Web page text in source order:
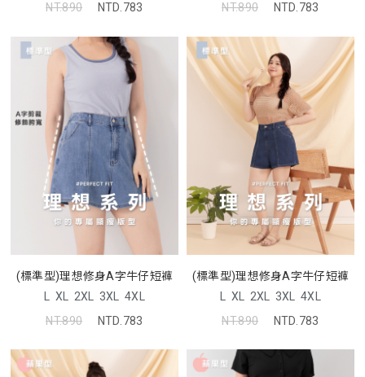
NT.890
NTD.783
NT.890
NTD.783
(標準型)理想修身A字牛仔短褲
L XL 2XL 3XL 4XL
NT.890
NTD.783
(標準型)理想修身A字牛仔短褲
L XL 2XL 3XL 4XL
NT.890
NTD.783